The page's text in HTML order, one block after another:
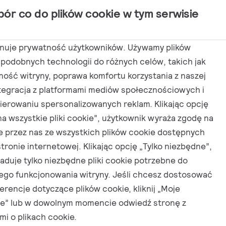
co do plików cookie w tym serwisie
prywatność użytkowników. Używamy plików
technologii do różnych celów, takich jak
witryny, poprawa komfortu korzystania z naszej
z platformami mediów społecznościowych i
spersonalizowanych reklam. Klikając opcję
wszystkie pliki cookie”, użytkownik wyraża zgodę na
przez nas ze wszystkich plików cookie dostępnych
internetowej. Klikając opcję „Tylko niezbędne”,
tylko niezbędne pliki cookie potrzebne do
funkcjonowania witryny. Jeśli chcesz dostosować
dotyczące plików cookie, kliknij „Moje
lub w dowolnym momencie odwiedź stronę z
o plikach cookie.